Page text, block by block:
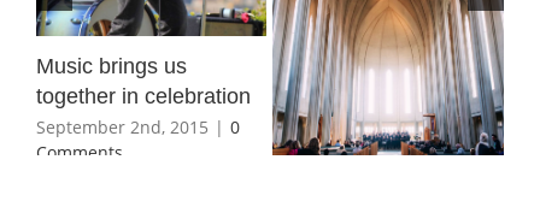
Music brings us
together in celebration
September 2nd, 2015 | 0
Comments